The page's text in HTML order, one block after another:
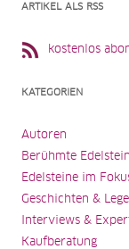
ARTIKEL ALS RSS
kostenlos
KATEGORIEN
Autoren
Berühmte
Edelsteine im
Geschichten &
Interviews &
Kaufberatung